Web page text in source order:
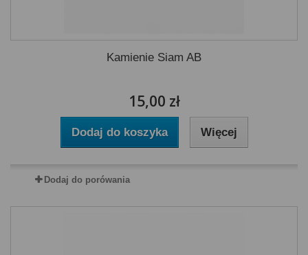
Kamienie Siam AB
15,00 zł
Dodaj do koszyka Więcej
Dodaj do porówania